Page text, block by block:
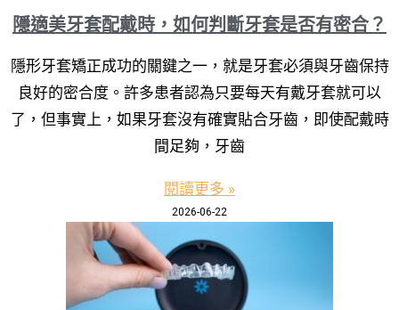
隱適美牙套配戴時，如何判斷牙套是否有密合？
隱形牙套矯正成功的關鍵之一，就是牙套必須與牙齒保持
良好的密合度。許多患者認為只要每天有戴牙套就可以
了，但事實上，如果牙套沒有確實貼合牙齒，即使配戴時
間足夠，牙齒
閱讀更多 »
2026-06-22